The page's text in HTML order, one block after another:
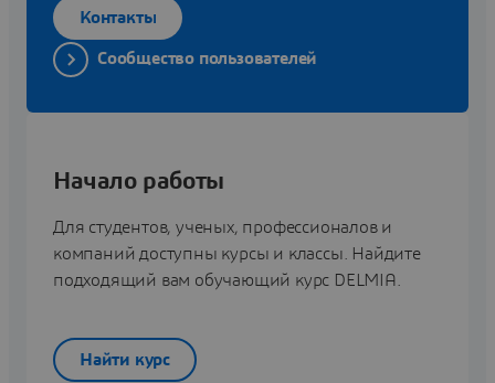
Контакты
Сообщество пользователей
Начало работы
Для студентов, ученых, профессионалов и
компаний доступны курсы и классы. Найдите
подходящий вам обучающий курс DELMIA.
Найти курс